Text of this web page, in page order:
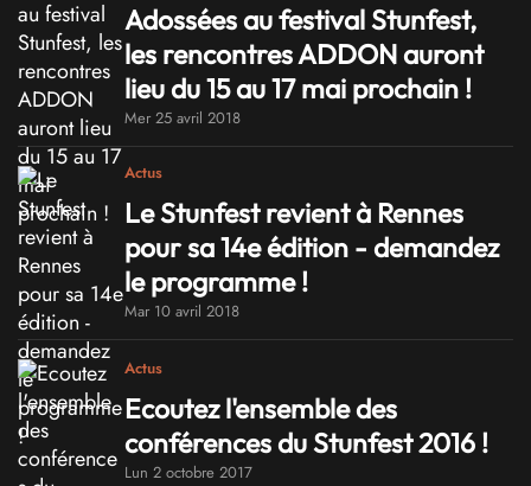
Adossées au festival Stunfest,
les rencontres ADDON auront
lieu du 15 au 17 mai prochain !
Mer 25 avril 2018
Actus
Le Stunfest revient à Rennes
pour sa 14e édition - demandez
le programme !
Mar 10 avril 2018
Actus
Ecoutez l'ensemble des
conférences du Stunfest 2016 !
Lun 2 octobre 2017